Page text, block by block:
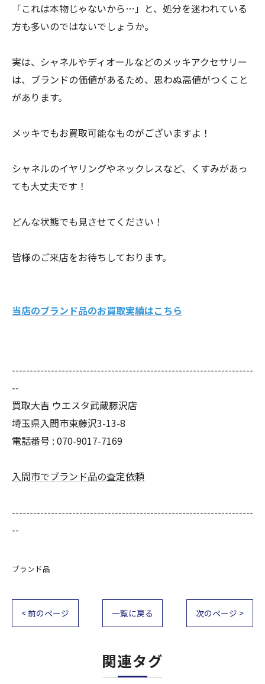
「これは本物じゃないから…」と、処分を迷われている
方も多いのではないでしょうか。
実は、シャネルやディオールなどのメッキアクセサリー
は、ブランドの価値があるため、思わぬ高値がつくこと
があります。
メッキでもお買取可能なものがございますよ！
シャネルのイヤリングやネックレスなど、くすみがあっ
ても大丈夫です！
どんな状態でも見させてください！
皆様のご来店をお待ちしております。
当店のブランド品のお買取実績はこちら
--------------------------------------------------------------------
--
買取大吉 ウエスタ武蔵藤沢店
埼玉県入間市東藤沢3-13-8
電話番号 : 070-9017-7169
入間市でブランド品の査定依頼
--------------------------------------------------------------------
--
ブランド品
< 前のページ 一覧に戻る 次のページ >
関連タグ